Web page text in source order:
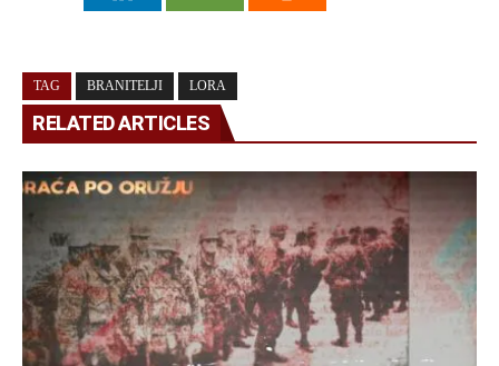
TAG BRANITELJI LORA
RELATED ARTICLES